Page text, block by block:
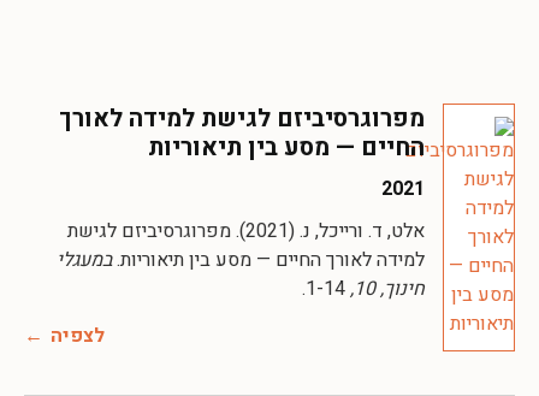
מפרוגרסיביזם לגישת למידה לאורך
החיים — מסע בין תיאוריות
2021
אלט, ד. ורייכל, נ. (2021). מפרוגרסיביזם לגישת
למידה לאורך החיים — מסע בין תיאוריות.במעגלי
חינוך, 10,
לצפיה